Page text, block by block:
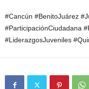
#Cancún #BenitoJuárez
#ParticipaciónCiudadana
#LiderazgosJuveniles